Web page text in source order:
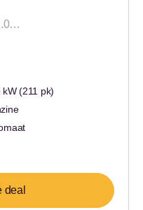
kW (211 pk)
deal